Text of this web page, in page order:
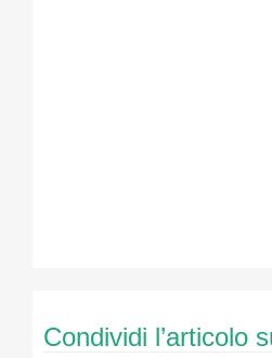
Condividi l’articolo